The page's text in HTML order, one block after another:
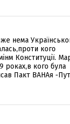
нема
кого
Конституції.
роках,в кого була
Пакт ВАНАя -